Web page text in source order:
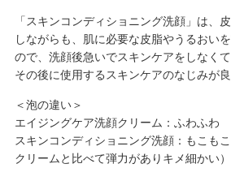
「スキンコンディショニング洗顔」は、
しながらも、肌に必要な皮脂やうるおい
ので、洗顔後急いでスキンケアをしなく
その後に使用するスキンケアのなじみが
＜泡の違い＞
エイジングケア洗顔クリーム：ふわふわ
スキンコンディショニング洗顔：もこも
クリームと比べて弾力がありキメ細かい）